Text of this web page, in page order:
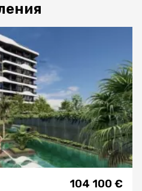
104 100 €